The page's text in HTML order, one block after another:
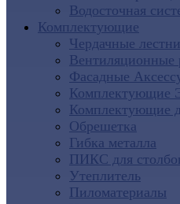
Водосточная
Комплектующие
Чердачные
Вентиляционные
Фасадные
Комплектующие
Комплектующие
Обрешетка
Гибка металла
ПИКС для
Утеплитель
Пиломатериалы